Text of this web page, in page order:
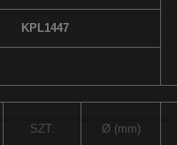
KPL1447
SZT. Ø (mm)